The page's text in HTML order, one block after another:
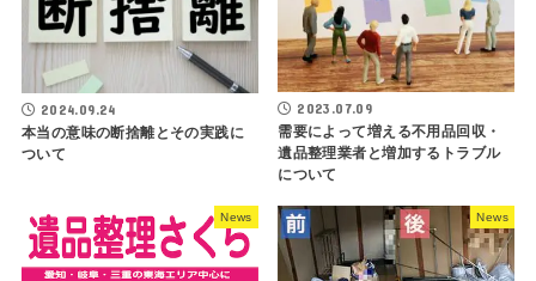
2024.09.24
本当の意味の断捨離とその実践に
ついて
2023.07.09
需要によって増える不用品回収・
遺品整理業者と増加するトラブル
について
News News